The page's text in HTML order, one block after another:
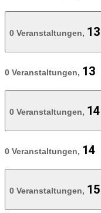
0 Veranstaltungen, 13
0 Veranstaltungen, 13
0 Veranstaltungen, 14
0 Veranstaltungen, 14
0 Veranstaltungen, 15